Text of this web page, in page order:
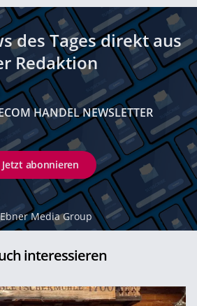
des Tages direkt aus
Redaktion
HANDEL NEWSLETTER
Jetzt abonnieren
Ebner Media Group
interessieren